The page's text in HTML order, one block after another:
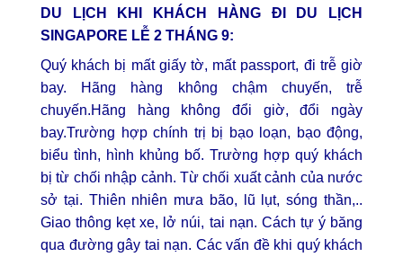
DU LỊCH KHI KHÁCH HÀNG ĐI DU LỊCH
SINGAPORE LỄ 2 THÁNG 9:
Quý khách bị mất giấy tờ, mất passport, đi trễ giờ
bay. Hãng hàng không chậm chuyến, trễ
chuyến.Hãng hàng không đổi giờ, đổi ngày
bay.Trường hợp chính trị bị bạo loạn, bạo động,
biểu tình, hình khủng bố. Trường hợp quý khách
bị từ chối nhập cảnh. Từ chối xuất cảnh của nước
sở tại. Thiên nhiên mưa bão, lũ lụt, sóng thần,..
Giao thông kẹt xe, lở núi, tai nạn. Cách tự ý băng
qua đường gây tai nạn. Các vấn đề khi quý khách